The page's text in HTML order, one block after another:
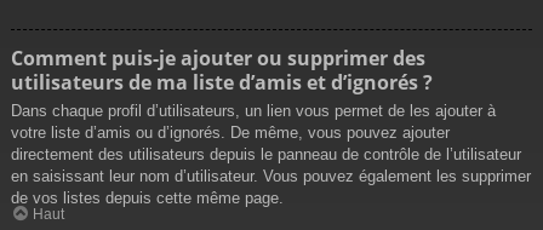
Comment puis-je ajouter ou supprimer des
utilisateurs de ma liste d’amis et d’ignorés ?
Dans chaque profil d’utilisateurs, un lien vous permet de les ajouter à
votre liste d’amis ou d’ignorés. De même, vous pouvez ajouter
directement des utilisateurs depuis le panneau de contrôle de l’utilisateur
en saisissant leur nom d’utilisateur. Vous pouvez également les supprimer
de vos listes depuis cette même page.
Haut